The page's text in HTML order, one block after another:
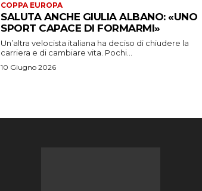
COPPA EUROPA
SALUTA ANCHE GIULIA ALBANO: «UNO
SPORT CAPACE DI FORMARMI»
Un’altra velocista italiana ha deciso di chiudere la
carriera e di cambiare vita. Pochi...
10 Giugno 2026